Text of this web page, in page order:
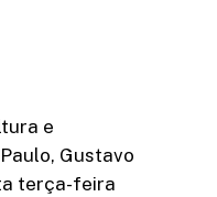
e
Gustavo
terça-feira